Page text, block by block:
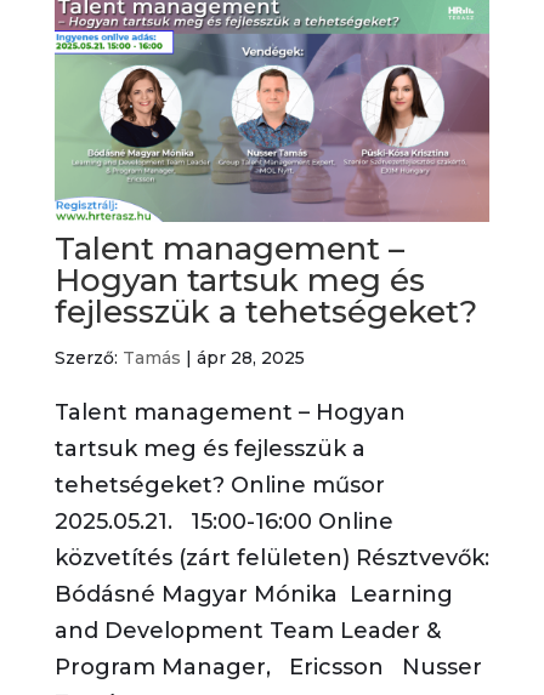
Talent management –
Hogyan tartsuk meg és
fejlesszük a tehetségeket?
Szerző: Tamás | ápr 28, 2025
Talent management – Hogyan
tartsuk meg és fejlesszük a
tehetségeket? Online műsor
2025.05.21. 15:00-16:00 Online
közvetítés (zárt felületen) Résztvevők:
Bódásné Magyar Mónika Learning
and Development Team Leader &
Program Manager, Ericsson Nusser